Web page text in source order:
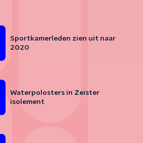
Sportkamerleden zien uit naar
2020
Waterpolosters in Zeister
isolement